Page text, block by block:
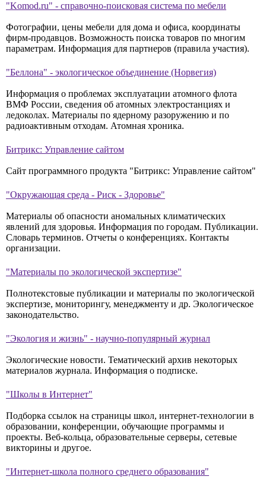
"Komod.ru" - справочно-поисковая система по мебели
Фотографии, цены мебели для дома и офиса, координаты
фирм-продавцов. Возможность поиска товаров по многим
параметрам. Информация для партнеров (правила участия).
"Беллона" - экологическое объединение (Норвегия)
Информация о проблемах эксплуатации атомного флота
ВМФ России, сведения об атомных электростанциях и
ледоколах. Материалы по ядерному разоружению и по
радиоактивным отходам. Атомная хроника.
Битрикс: Управление сайтом
Сайт программного продукта "Битрикс: Управление сайтом"
"Окружающая среда - Риск - Здоровье"
Материалы об опасности аномальных климатических
явлений для здоровья. Информация по городам. Публикации.
Словарь терминов. Отчеты о конференциях. Контакты
организации.
"Материалы по экологической экспертизе"
Полнотекстовые публикации и материалы по экологической
экспертизе, мониторингу, менеджменту и др. Экологическое
законодательство.
"Экология и жизнь" - научно-популярный журнал
Экологические новости. Тематический архив некоторых
материалов журнала. Информация о подписке.
"Школы в Интернет"
Подборка ссылок на страницы школ, интернет-технологии в
образовании, конференции, обучающие программы и
проекты. Веб-кольца, образовательные серверы, сетевые
викторины и другое.
"Интернет-школа полного среднего образования"